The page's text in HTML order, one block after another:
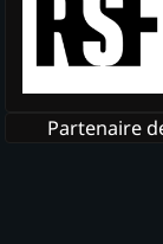
Partenaire